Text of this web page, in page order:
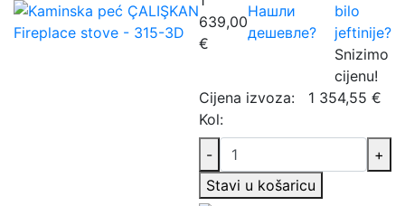
639,00
€
Нашли
дешевле?
bilo
jeftinije?
Snizimo
cijenu!
Cijena izvoza:
1 354,55 €
Kol:
-
+
Stavi u košaricu